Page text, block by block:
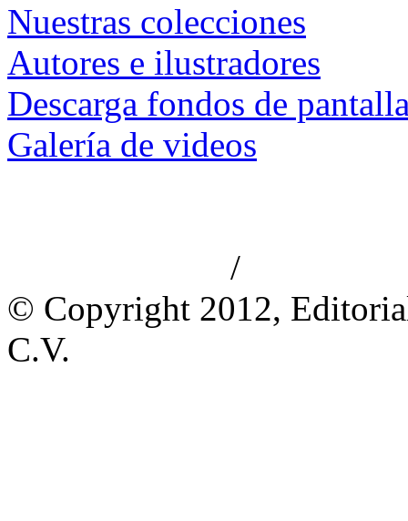
Nuestras colecciones
Autores e ilustradores
Descarga fondos de
Galería de videos
/
© Copyright 2012,
C.V.